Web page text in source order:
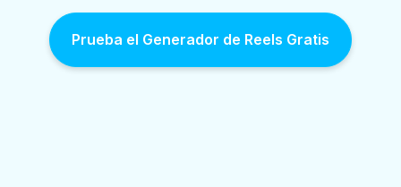
Prueba el Generador de Reels Gratis